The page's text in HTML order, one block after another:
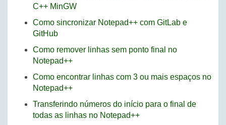
C++ MinGW
Como sincronizar Notepad++ com GitLab e
GitHub
Como remover linhas sem ponto final no
Notepad++
Como encontrar linhas com 3 ou mais espaços no
Notepad++
Transferindo números do início para o final de
todas as linhas no Notepad++